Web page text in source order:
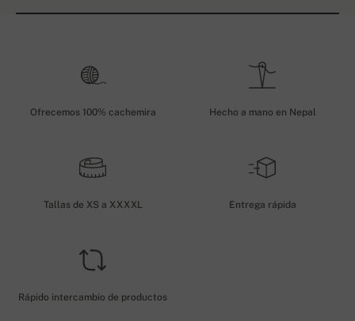
Ofrecemos 100% cachemira Hecho a mano en Nepal
Tallas de XS a XXXXL Entrega rápida
Rápido intercambio de productos